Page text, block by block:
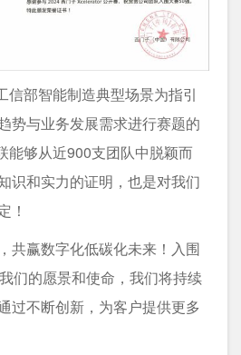
信部智能制造典型场景为指引
势与业务发展需求进行赛题的
能够从近900支团队中脱颖而
识和实力的证明，也是对我们
！
共赢数字化低碳化未来！入围
们的愿景和使命，我们将持续
过不断创新，为客户提供更多